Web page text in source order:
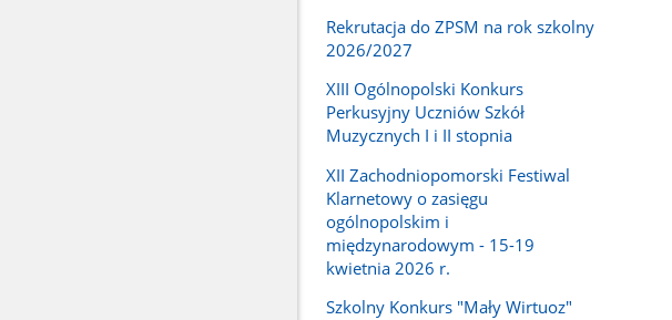
Rekrutacja do ZPSM na rok szkolny
2026/2027
XIII Ogólnopolski Konkurs
Perkusyjny Uczniów Szkół
Muzycznych I i II stopnia
XII Zachodniopomorski Festiwal
Klarnetowy o zasięgu
ogólnopolskim i
międzynarodowym - 15-19
kwietnia 2026 r.
Szkolny Konkurs "Mały Wirtuoz"